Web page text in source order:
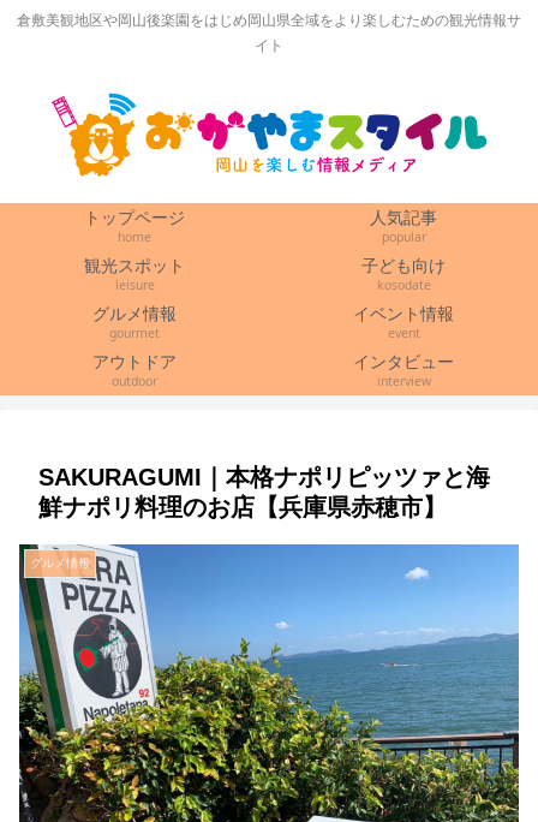
倉敷美観地区や岡山後楽園をはじめ岡山県全域をより楽しむための観光情報サ
イト
トップページ
home
人気記事
popular
観光スポット
leisure
子ども向け
kosodate
グルメ情報
gourmet
イベント情報
event
アウトドア
outdoor
インタビュー
interview
SAKURAGUMI｜本格ナポリピッツァと海
鮮ナポリ料理のお店【兵庫県赤穂市】
グルメ情報